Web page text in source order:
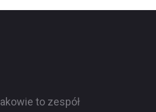
to zespół